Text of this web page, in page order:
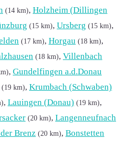
(14 km), Holzheim (Dillingen
(15 km), Ursberg (15 km),
(17 km), Horgau (18 km),
(18 km), Villenbach
, Gundelfingen a.d.Donau
(19 km), Krumbach (Schwaben)
, Lauingen (Donau) (19 km),
(20 km), Langenneufnach
Brenz (20 km), Bonstetten